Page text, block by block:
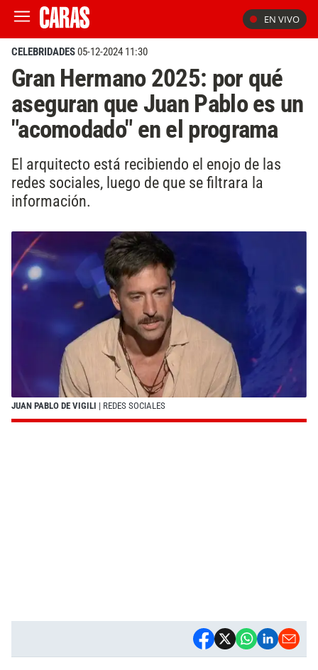
EN VIVO
CELEBRIDADES05-12-2024 11:30
Gran Hermano 2025: por qué
aseguran que Juan Pablo es un
"acomodado" en el programa
El arquitecto está recibiendo el enojo de las
redes sociales, luego de que se filtrara la
información.
JUAN PABLO DE VIGILI | REDES SOCIALES